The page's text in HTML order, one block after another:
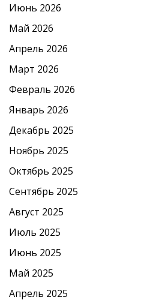
Июнь 2026
Май 2026
Апрель 2026
Март 2026
Февраль 2026
Январь 2026
Декабрь 2025
Ноябрь 2025
Октябрь 2025
Сентябрь 2025
Август 2025
Июль 2025
Июнь 2025
Май 2025
Апрель 2025